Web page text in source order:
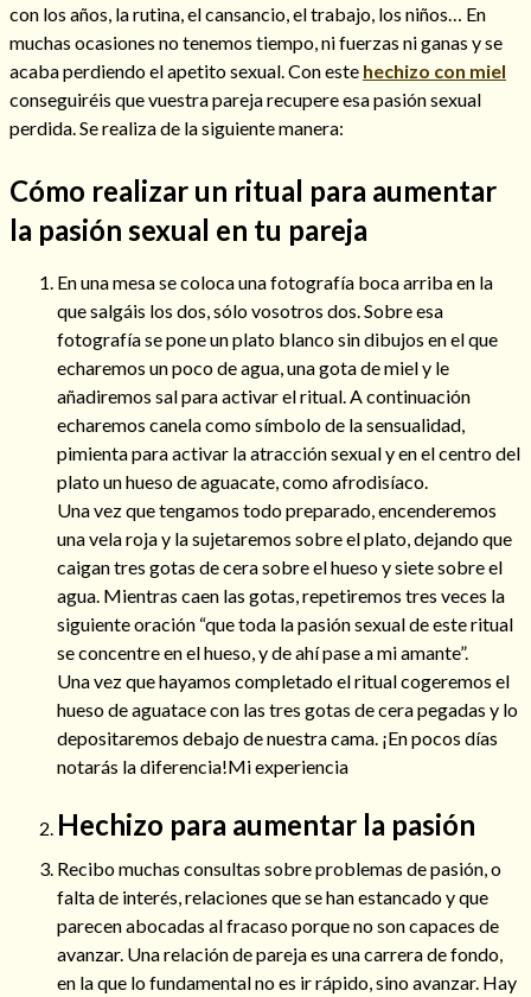
Amarre para recuperar a mi pareja
Cómo alejar a la amante de mi esposo
Endulzamiento
con los años, la rutina, el cansancio, el trabajo, los niños… En
muchas ocasiones no tenemos tiempo, ni fuerzas ni ganas y se
acaba perdiendo el apetito sexual. Con este hechizo con miel
conseguiréis que vuestra pareja recupere esa pasión sexual
perdida. Se realiza de la siguiente manera:
Cómo realizar un ritual para aumentar
la pasión sexual en tu pareja
En una mesa se coloca una fotografía boca arriba en la
que salgáis los dos, sólo vosotros dos. Sobre esa
fotografía se pone un plato blanco sin dibujos en el que
echaremos un poco de agua, una gota de miel y le
añadiremos sal para activar el ritual. A continuación
echaremos canela como símbolo de la sensualidad,
pimienta para activar la atracción sexual y en el centro del
plato un hueso de aguacate, como afrodisíaco.
Una vez que tengamos todo preparado, encenderemos
una vela roja y la sujetaremos sobre el plato, dejando que
caigan tres gotas de cera sobre el hueso y siete sobre el
agua. Mientras caen las gotas, repetiremos tres veces la
siguiente oración “que toda la pasión sexual de este ritual
se concentre en el hueso, y de ahí pase a mi amante”.
Una vez que hayamos completado el ritual cogeremos el
hueso de aguatace con las tres gotas de cera pegadas y lo
depositaremos debajo de nuestra cama. ¡En pocos días
notarás la diferencia!Mi experiencia
Hechizo para aumentar la pasión
Recibo muchas consultas sobre problemas de pasión, o
falta de interés, relaciones que se han estancado y que
parecen abocadas al fracaso porque no son capaces de
avanzar. Una relación de pareja es una carrera de fondo,
en la que lo fundamental no es ir rápido, sino avanzar. Hay